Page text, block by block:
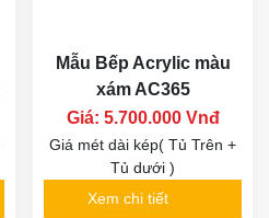
Mẫu Bếp Acrylic màu
xám AC365
Giá: 5.700.000 Vnđ
Giá mét dài kép( Tủ Trên +
Tủ dưới )
Xem chi tiết